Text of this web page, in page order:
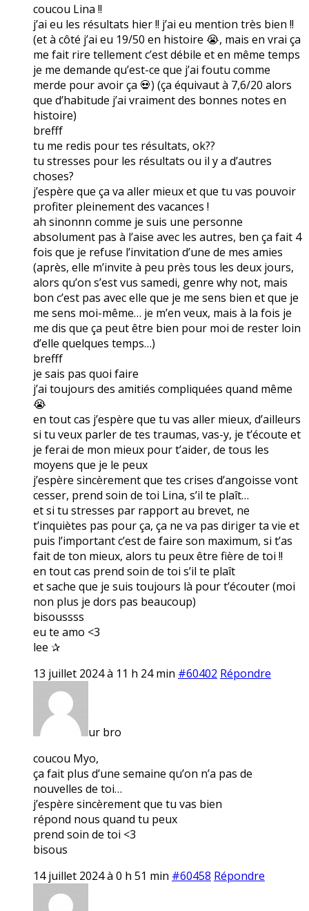
coucou Lina !!
j’ai eu les résultats hier !! j’ai eu mention très bien !!
(et à côté j’ai eu 19/50 en histoire 😭, mais en vrai ça
me fait rire tellement c’est débile et en même temps
je me demande qu’est-ce que j’ai foutu comme
merde pour avoir ça 💀) (ça équivaut à 7,6/20 alors
que d’habitude j’ai vraiment des bonnes notes en
histoire)
brefff
tu me redis pour tes résultats, ok??
tu stresses pour les résultats ou il y a d’autres
choses?
j’espère que ça va aller mieux et que tu vas pouvoir
profiter pleinement des vacances !
ah sinonnn comme je suis une personne
absolument pas à l’aise avec les autres, ben ça fait 4
fois que je refuse l’invitation d’une de mes amies
(après, elle m’invite à peu près tous les deux jours,
alors qu’on s’est vus samedi, genre why not, mais
bon c’est pas avec elle que je me sens bien et que je
me sens moi-même… je m’en veux, mais à la fois je
me dis que ça peut être bien pour moi de rester loin
d’elle quelques temps…)
brefff
je sais pas quoi faire
j’ai toujours des amitiés compliquées quand même
😭
en tout cas j’espère que tu vas aller mieux, d’ailleurs
si tu veux parler de tes traumas, vas-y, je t’écoute et
je ferai de mon mieux pour t’aider, de tous les
moyens que je le peux
j’espère sincèrement que tes crises d’angoisse vont
cesser, prend soin de toi Lina, s’il te plaît…
et si tu stresses par rapport au brevet, ne
t’inquiètes pas pour ça, ça ne va pas diriger ta vie et
puis l’important c’est de faire son maximum, si t’as
fait de ton mieux, alors tu peux être fière de toi !!
en tout cas prend soin de toi s’il te plaît
et sache que je suis toujours là pour t’écouter (moi
non plus je dors pas beaucoup)
bisoussss
eu te amo <3
lee ✰
13 juillet 2024 à 11 h 24 min #60402 Répondre
ur bro
coucou Myo,
ça fait plus d’une semaine qu’on n’a pas de
nouvelles de toi…
j’espère sincèrement que tu vas bien
répond nous quand tu peux
prend soin de toi <3
bisous
14 juillet 2024 à 0 h 51 min #60458 Répondre